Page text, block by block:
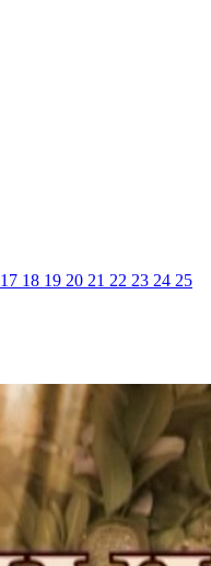
17 18 19 20 21 22 23 24 25